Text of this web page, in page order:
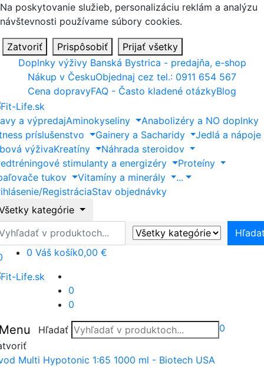
Na poskytovanie služieb, personalizáciu reklám a analýzu
návštevnosti používame súbory cookies.
Zatvoriť Prispôsobiť
Prijať všetky
Doplnky výživy Banská Bystrica - predajňa, e-shop
Nákup v ČeskuObjednaj cez tel.: 0911 654 567
Cena dopravyFAQ - Často kladené otázkyBlog
a výpredajAminokyseliny
Anabolizéry a NO doplnky
príslušenstvo
Gainery a Sacharidy
Jedlá a nápoje
výživaKreatíny
Náhrada steroidov
stimulanty a energizéry
Proteíny
tukov
Vitamíny a minerály
...
RegistráciaStav objednávky
kategórie
0 Váš košík0,00 €
0
0
Hľadať 0
Multi Hypotonic 1:65 1000 ml - Biotech USA